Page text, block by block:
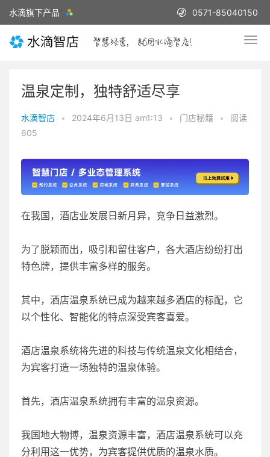
水滴旗下产品 0571-85040150
温泉定制，独特舒适尽享
水滴智店 • 2024年6月13日 am1:13 • 门店秘籍 •
阅读
605
在我国，酒店业发展日新月异，竞争日益激烈。
为了脱颖而出，吸引和留住客户，各大酒店纷纷打出
特色牌，提供丰富多样的服务。
其中，酒店温泉系统已成为越来越多酒店的标配，它
以个性化、智能化的特点深受宾客喜爱。
酒店温泉系统将先进的科技与传统温泉文化相结合，
为宾客打造一场独特的温泉体验。
首先，酒店温泉系统拥有丰富的温泉资源。
我国地大物博，温泉资源丰富，酒店温泉系统可以充
分利用这一优势，为宾客提供优质的温泉水质。